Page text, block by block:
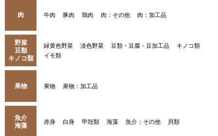
肉 牛肉 豚肉 鶏肉 肉：その他 肉：加工品
野菜
豆類
キノコ類
緑黄色野菜 淡色野菜 豆類・豆腐・豆加工品
キノコ類
イモ類
果物 果物 果物：加工品
魚介
海藻
赤身 白身 甲殻類 海藻 魚介：その他 貝類